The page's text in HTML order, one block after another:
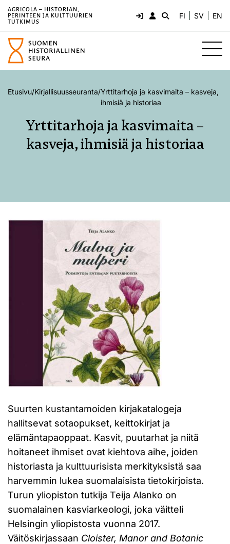
AGRICOLA – HISTORIAN,
PERINTEEN JA KULTTUURIEN
TUTKIMUS
FI SV EN
Etusivu/Kirjallisuusseuranta/Yrttitarhoja ja kasvimaita – kasveja,
ihmisiä ja historiaa
Yrttitarhoja ja kasvimaita –
kasveja, ihmisiä ja historiaa
Suurten kustantamoiden kirjakatalogeja
hallitsevat sotaopukset, keittokirjat ja
elämäntapaoppaat. Kasvit, puutarhat ja niitä
hoitaneet ihmiset ovat kiehtova aihe, joiden
historiasta ja kulttuurisista merkityksistä saa
harvemmin lukea suomalaisista tietokirjoista.
Turun yliopiston tutkija Teija Alanko on
suomalainen kasviarkeologi, joka väitteli
Helsingin yliopistosta vuonna 2017.
Väitöskirjassaan Cloister, Manor and Botanic